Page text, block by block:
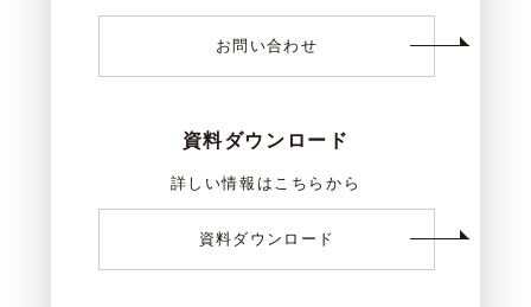
お問い合わせ
資料ダウンロード
詳しい情報はこちらから
資料ダウンロード